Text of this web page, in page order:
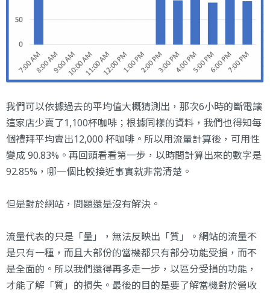
我們可以依據過去的平均值大概猜測出，那次6小時的斷電讓
這家店少賣了1,100杯咖啡；根據同樣的資料，我們也得知每
個禮拜平均賣出12,000 杯咖啡。所以用流量計算後，可用性
變成 90.83%。再回頭看看第一步，以時間計算出來的數字是
92.85%，哪一個比較接近事實就非常清楚。
但是對於網站，問題還是沒有解決。
流量代表的只是「量」，無法反映出「質」。網站的流量不
是只有一種，而且大部份的當機都只有部分功能受損，而不
是全面的。所以我們還得再多走一步，以區分受損的功能，
才能了解「質」的損失。最後的目的是要了解當機對於營收